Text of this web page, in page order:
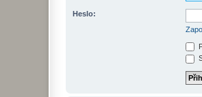
Heslo: